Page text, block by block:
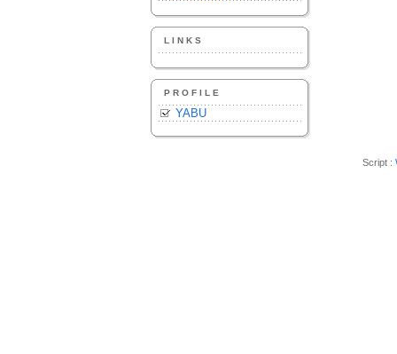
LINKS
PROFILE
YABU
Script :